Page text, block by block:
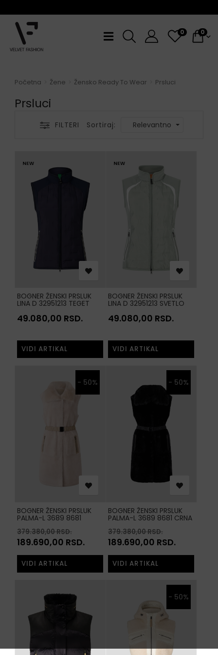
0 0
Početna Žene Žensko Ready To Wear Prsluci
Prsluci
FILTERI Sortiraj: Relevantno
BOGNER ŽENSKI PRSLUK
LINA D 32951213 TEGET
49.080,00 RSD.
VIDI ARTIKAL
BOGNER ŽENSKI PRSLUK
LINA D 32951213 SVETLO
49.080,00 RSD.
VIDI ARTIKAL
- 50%
BOGNER ŽENSKI PRSLUK
PALMA-L 3689 8681
379.380,00RSD.
189.690,00 RSD.
VIDI ARTIKAL
- 50%
BOGNER ŽENSKI PRSLUK
PALMA-L 3689 8681 CRNA
379.380,00RSD.
189.690,00 RSD.
VIDI ARTIKAL
- 50%